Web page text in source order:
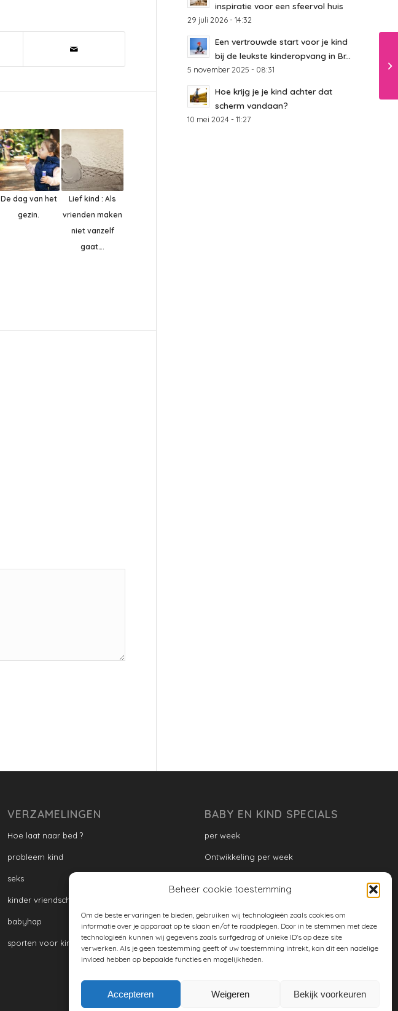
Beheer cookie toestemming
Om de beste ervaringen te bieden, gebruiken wij technologieën zoals cookies om
informatie over je apparaat op te slaan en/of te raadplegen. Door in te stemmen met deze
technologieën kunnen wij gegevens zoals surfgedrag of unieke ID's op deze site
verwerken. Als je geen toestemming geeft of uw toestemming intrekt, kan dit een nadelige
invloed hebben op bepaalde functies en mogelijkheden.
Accepteren Weigeren Bekijk voorkeuren
De dag van het
gezin.
Lief kind : Als
vrienden maken
niet vanzelf
gaat….
inspiratie voor een sfeervol huis
29 juli 2026 - 14:32
Een vertrouwde start voor je kind
bij de leukste kinderopvang in Br...
5 november 2025 - 08:31
Hoe krijg je je kind achter dat
scherm vandaan?
10 mei 2024 - 11:27
VERZAMELINGEN
Hoe laat naar bed ?
probleem kind
seks
kinder vriendschap
babyhap
sporten voor kinderen
BABY EN KIND SPECIALS
per week
Ontwikkeling per week
Ontwikkeling per maand
ontwikkeling per jaar
Cookiebeleid (EU)